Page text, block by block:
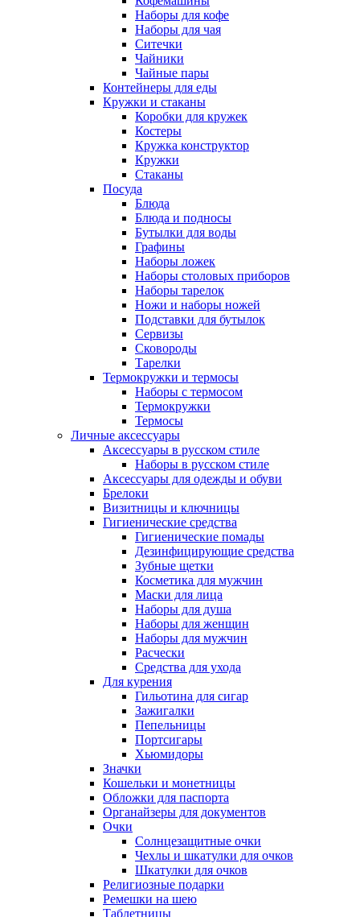
Наборы для кофе
Наборы для чая
Ситечки
Чайники
Чайные пары
Контейнеры для еды
Кружки и стаканы
Коробки для кружек
Костеры
Кружка конструктор
Кружки
Стаканы
Посуда
Блюда
Блюда и подносы
Бутылки для воды
Графины
Наборы ложек
Наборы столовых приборов
Наборы тарелок
Ножи и наборы ножей
Подставки для бутылок
Сервизы
Сковороды
Тарелки
Термокружки и термосы
Наборы с термосом
Термокружки
Термосы
Личные аксессуары
Аксессуары в русском стиле
Наборы в русском стиле
Аксессуары для одежды и обуви
Брелоки
Визитницы и ключницы
Гигиенические средства
Гигиенические помады
Дезинфицирующие средства
Зубные щетки
Косметика для мужчин
Маски для лица
Наборы для душа
Наборы для женщин
Наборы для мужчин
Расчески
Средства для ухода
Для курения
Гильотина для сигар
Зажигалки
Пепельницы
Портсигары
Хьюмидоры
Значки
Кошельки и монетницы
Обложки для паспорта
Органайзеры для документов
Очки
Солнцезащитные очки
Чехлы и шкатулки для очков
Шкатулки для очков
Религиозные подарки
Ремешки на шею
Таблетницы